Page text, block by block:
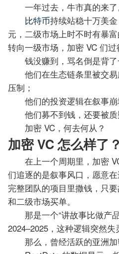
一年过去，牛市真的来了
比特币持续站稳十万美
元，二级市场上时不时有暴
转向一级市场，加密 VC 们过
钱没赚到，骂名倒是背了
他们在生态链条里被交
压制；
他们的投资逻辑在叙事
他们募不到钱，还要被质
加密 VC，何去何从？
加密 VC 怎么样了？
在上一个周期里，加密
们追逐的是叙事风口，愿意
完整团队的项目里撒钱，只
和二级市场买单。
那是一个“讲故事比做产
2024–2025，这种逻辑突然失
那么，曾经活跃的亚洲